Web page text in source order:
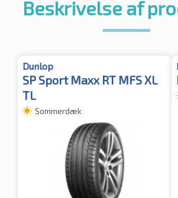
Beskrivelse af
Dunlop
SP Sport Maxx RT MFS XL
TL
Sommerdæk